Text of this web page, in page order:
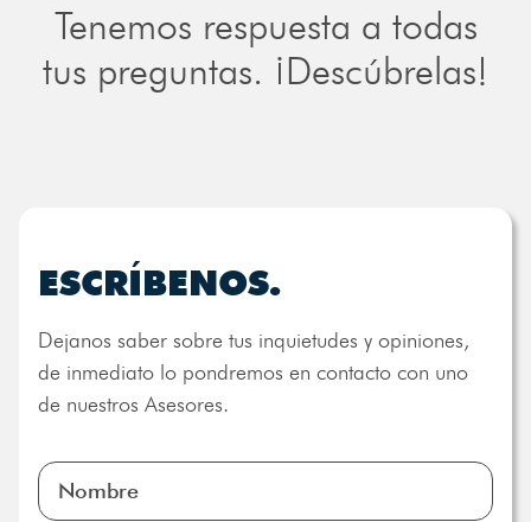
Tenemos respuesta a todas
tus preguntas. ¡Descúbrelas!
ESCRÍBENOS.
Dejanos saber sobre tus inquietudes y opiniones,
de inmediato lo pondremos en contacto con uno
de nuestros Asesores.